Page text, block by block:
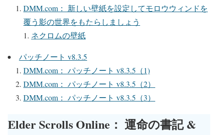
DMM.com： 新しい壁紙を設定してモロウウィンドを
覆う影の世界をもたらしましょう
ネクロムの壁紙
パッチノート v8.3.5
DMM.com： パッチノート v8.3.5（1)
DMM.com： パッチノート v8.3.5（2）
DMM.com： パッチノート v8.3.5（3）
Elder Scrolls Online： 運命の書記 &